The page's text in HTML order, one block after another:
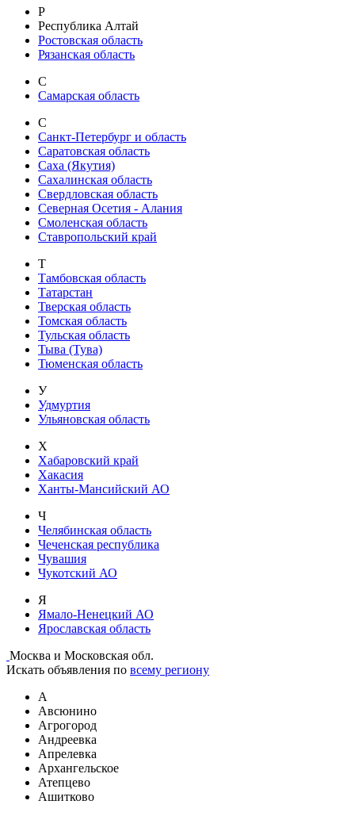
Р
Республика Алтай
Ростовская область
Рязанская область
С
Самарская область
С
Санкт-Петербург и область
Саратовская область
Саха (Якутия)
Сахалинская область
Свердловская область
Северная Осетия - Алания
Смоленская область
Ставропольский край
Т
Тамбовская область
Татарстан
Тверская область
Томская область
Тульская область
Тыва (Тува)
Тюменская область
У
Удмуртия
Ульяновская область
Х
Хабаровский край
Хакасия
Ханты-Мансийский АО
Ч
Челябинская область
Чеченская республика
Чувашия
Чукотский АО
Я
Ямало-Ненецкий АО
Ярославская область
Москва и Московская обл.
Искать объявления по всему региону
А
Авсюнино
Агрогород
Андреевка
Апрелевка
Архангельское
Атепцево
Ашитково